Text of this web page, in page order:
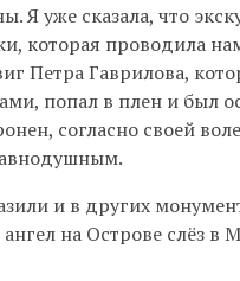
Я уже сказала, что
которая проводила
Петра Гаврилова,
попал в плен и был
согласно своей
и в других
на Острове слёз в